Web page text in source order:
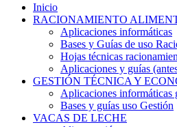
Inicio
RACIONAMIENTO
Aplicaciones informáticas
Bases y Guías de uso
Hojas técnicas
Aplicaciones y guías
GESTIÓN TÉCNICA Y
Aplicaciones informáticas
Bases y guías uso Gestión
VACAS DE LECHE